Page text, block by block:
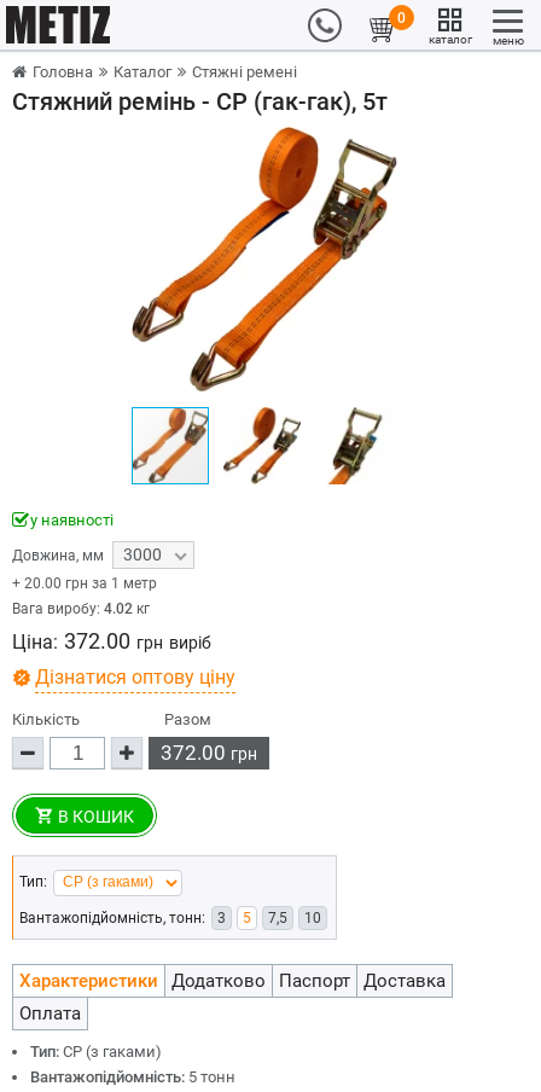
0
каталог меню
Головна Каталог Стяжні ремені
Стяжний ремінь - СР (гак-гак), 5т
у наявності
Довжина, мм 3000
+ 20.00 грн за 1 метр
Вага виробу: 4.02 кг
Ціна: 372.00 грн виріб
Дізнатися оптову ціну
Кількість Разом
372.00 грн
В КОШИК
Тип:
Вантажопідйомність, тонн: 3 5 7,5 10
Характеристики Додатково Паспорт
Доставка
Оплата
Тип: СР (з гаками)
Вантажопідйомність: 5 тонн